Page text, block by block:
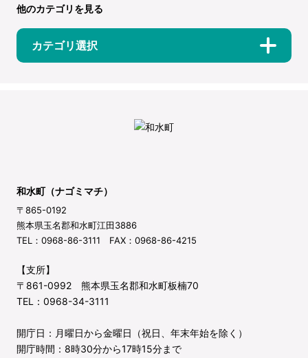
他のカテゴリを見る
カテゴリ選択
和水町（ナゴミマチ）
〒865-0192
熊本県玉名郡和水町江田3886
TEL：0968-86-3111 FAX：0968-86-4215
【支所】
〒861-0992 熊本県玉名郡和水町板楠70
TEL：0968-34-3111
開庁日：月曜日から金曜日（祝日、年末年始を除く）
開庁時間：8時30分から17時15分まで